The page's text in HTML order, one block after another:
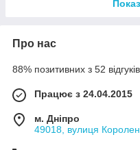
Про нас
88% позитивних з 52
Працює з 24.04.2015
м. Дніпро
49018, вулиця